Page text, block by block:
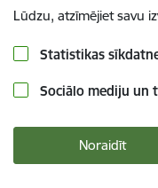
Lūdzu, atzīmējiet savu
Statistikas
Sociālo mediju un
Noraidīt